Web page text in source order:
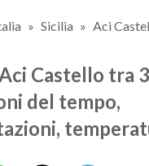
Sicilia Aci
Castello tra
del tempo,